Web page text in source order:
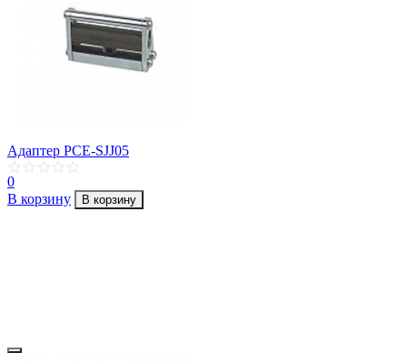
Адаптер PCE-SJJ05
0
В корзину
В корзину